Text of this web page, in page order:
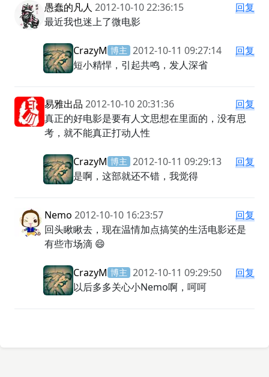
愚蠢的凡人 2012-10-10 22:36:15
回复
最近我也迷上了微电影
CrazyM 博主 2012-10-11 09:27:14
回复
短小精悍，引起共鸣，发人深省
易雅出品 2012-10-10 20:31:36
回复
真正的好电影是要有人文思想在里面的，没有思
考，就不能真正打动人性
CrazyM 博主 2012-10-11 09:29:13
回复
是啊，这部就还不错，我觉得
Nemo 2012-10-10 16:23:57
回复
回头瞅瞅去，现在温情加点搞笑的生活电影还是
有些市场滴 😄
CrazyM 博主 2012-10-11 09:29:50
回复
以后多多关心小Nemo啊，呵呵